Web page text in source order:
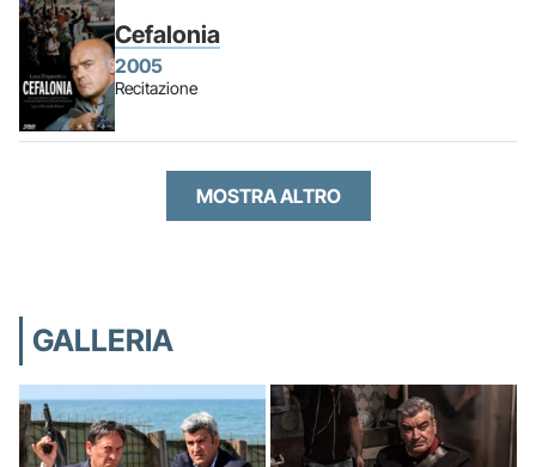
Cefalonia
2005
Recitazione
MOSTRA ALTRO
GALLERIA